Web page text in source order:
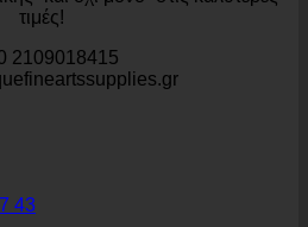
τιμές!
2109018415
43